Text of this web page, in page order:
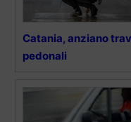
Catania, anziano
pedonali